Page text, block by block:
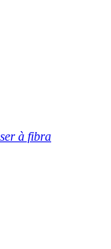
à fibra